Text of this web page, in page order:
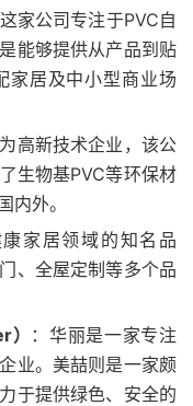
家公司专注于PVC自
能够提供从产品到贴
家居及中小型商业场
高新技术企业，该公
生物基PVC等环保材
内外。
家居领域的知名品
、全屋定制等多个品
：华丽是一家专注
业。美喆则是一家颇
于提供绿色、安全的